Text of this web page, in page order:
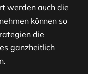
werden auch die
können so
die
ganzheitlich